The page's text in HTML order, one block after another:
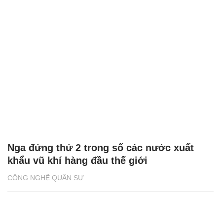
CÔNG NGHỆ QUÂN SỰ
Nga đứng thứ 2 trong số các nước xuất
khẩu vũ khí hàng đầu thế giới